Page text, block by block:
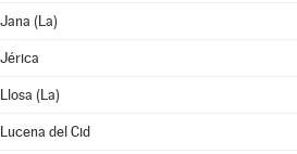
Jana (La)
Jérica
Llosa (La)
Lucena del Cid